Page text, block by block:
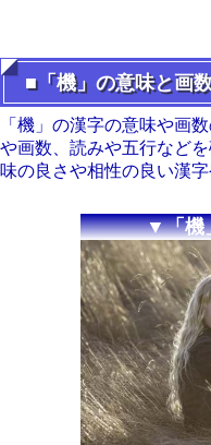
■「機」の意味と画
「機」の漢字の意味や画
や画数、読みや五行など
味の良さや相性の良い漢
▼「機